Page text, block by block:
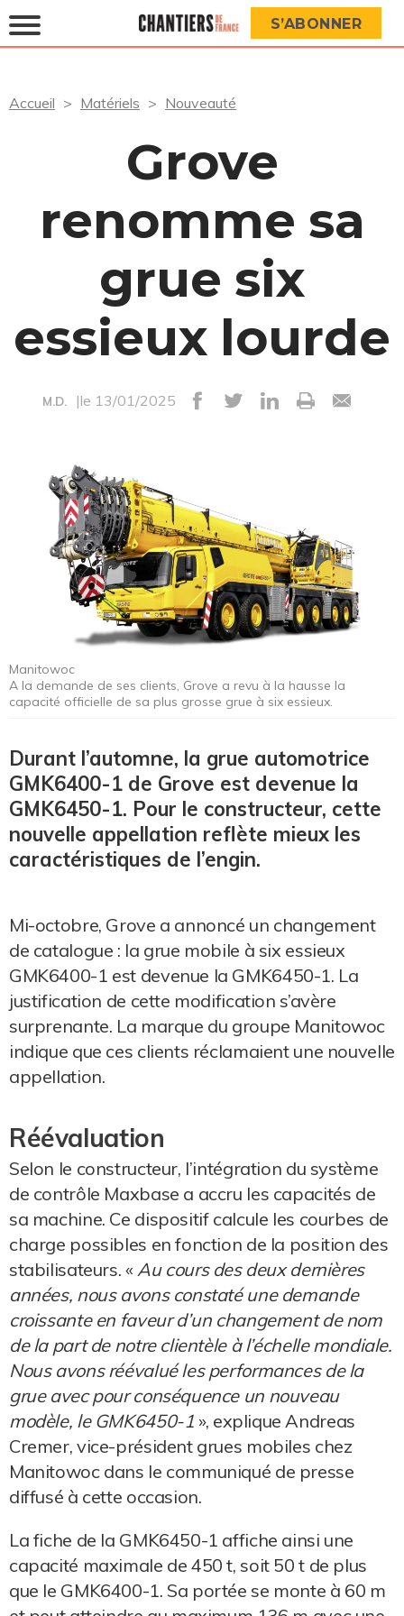
S’ABONNER
Accueil Matériels Nouveauté
Grove
renomme sa
grue six
essieux lourde
M.D. |le 13/01/2025
Manitowoc
A la demande de ses clients, Grove a revu à la hausse la
capacité officielle de sa plus grosse grue à six essieux.
Durant l’automne, la grue automotrice
GMK6400-1 de Grove est devenue la
GMK6450-1. Pour le constructeur, cette
nouvelle appellation reflète mieux les
caractéristiques de l’engin.
Mi-octobre, Grove a annoncé un changement
de catalogue : la grue mobile à six essieux
GMK6400-1 est devenue la GMK6450-1. La
justification de cette modification s’avère
surprenante. La marque du groupe Manitowoc
indique que ces clients réclamaient une nouvelle
appellation.
Réévaluation
Selon le constructeur, l’intégration du système
de contrôle Maxbase a accru les capacités de
sa machine. Ce dispositif calcule les courbes de
charge possibles en fonction de la position des
stabilisateurs. « Au cours des deux dernières
années, nous avons constaté une demande
croissante en faveur d’un changement de nom
de la part de notre clientèle à l’échelle mondiale.
Nous avons réévalué les performances de la
grue avec pour conséquence un nouveau
modèle, le GMK6450-1 », explique Andreas
Cremer, vice-président grues mobiles chez
Manitowoc dans le communiqué de presse
diffusé à cette occasion.
La fiche de la GMK6450-1 affiche ainsi une
capacité maximale de 450 t, soit 50 t de plus
que le GMK6400-1. Sa portée se monte à 60 m